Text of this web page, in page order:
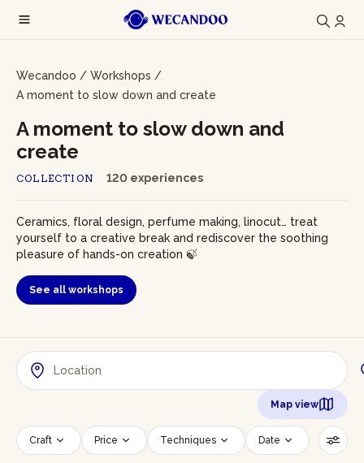
Wecandoo / Workshops /
A moment to slow down and create
COLLECTION 120 experiences
A moment to slow down and
create
Ceramics, floral design, perfume making, linocut… treat
yourself to a creative break and rediscover the soothing
pleasure of hands-on creation 🍃
See all workshops
Map view
Craft Price Techniques Date